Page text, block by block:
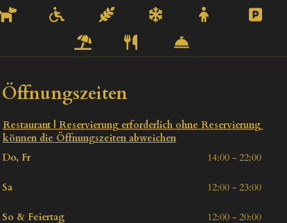
Öffnungszeiten
Restaurant | Reservierung erforderlich ohne Reservierung
können die Öffnungszeiten abweichen
Do, Fr
14:00 - 22:00
Sa 12:00 - 23:00
So & Feiertag 12:00 - 20:00